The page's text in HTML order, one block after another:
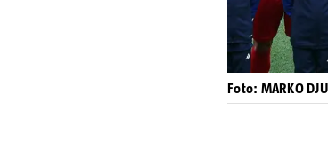
Foto: MARKO